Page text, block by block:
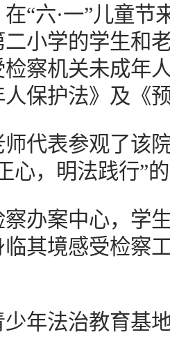
“六·一”儿童节
小学的学生和
察机关未成年
保护法》及《
表参观了该院
心，明法践行”
案中心，学生
其境感受检察
法治教育基